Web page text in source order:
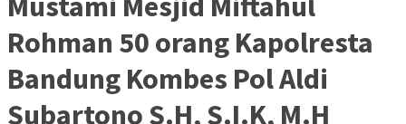
Rohman 50 orang Kapolresta
Bandung Kombes Pol Aldi
Subartono S.H, S.I.K, M.H